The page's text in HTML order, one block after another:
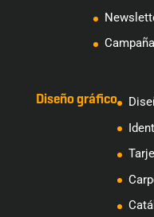
Diseño gráfico